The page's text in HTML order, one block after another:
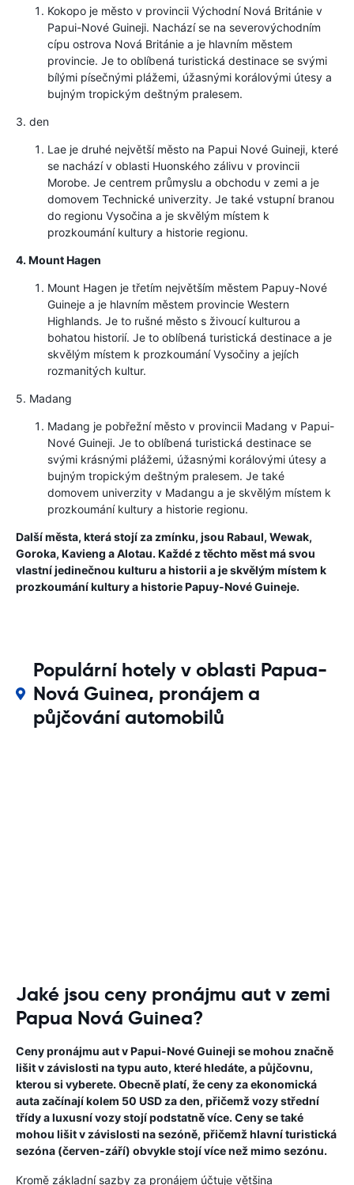
Kokopo je město v provincii Východní Nová Británie v
Papui-Nové Guineji. Nachází se na severovýchodním
cípu ostrova Nová Británie a je hlavním městem
provincie. Je to oblíbená turistická destinace se svými
bílými písečnými plážemi, úžasnými korálovými útesy a
bujným tropickým deštným pralesem.
3. den
Lae je druhé největší město na Papui Nové Guineji, které
se nachází v oblasti Huonského zálivu v provincii
Morobe. Je centrem průmyslu a obchodu v zemi a je
domovem Technické univerzity. Je také vstupní branou
do regionu Vysočina a je skvělým místem k
prozkoumání kultury a historie regionu.
4. Mount Hagen
Mount Hagen je třetím největším městem Papuy-Nové
Guineje a je hlavním městem provincie Western
Highlands. Je to rušné město s živoucí kulturou a
bohatou historií. Je to oblíbená turistická destinace a je
skvělým místem k prozkoumání Vysočiny a jejích
rozmanitých kultur.
5. Madang
Madang je pobřežní město v provincii Madang v Papui-
Nové Guineji. Je to oblíbená turistická destinace se
svými krásnými plážemi, úžasnými korálovými útesy a
bujným tropickým deštným pralesem. Je také
domovem univerzity v Madangu a je skvělým místem k
prozkoumání kultury a historie regionu.
Další města, která stojí za zmínku, jsou Rabaul, Wewak,
Goroka, Kavieng a Alotau. Každé z těchto měst má svou
vlastní jedinečnou kulturu a historii a je skvělým místem k
prozkoumání kultury a historie Papuy-Nové Guineje.
Populární hotely v oblasti Papua-
Nová Guinea, pronájem a
půjčování automobilů
Jaké jsou ceny pronájmu aut v zemi
Papua Nová Guinea?
Ceny pronájmu aut v Papui-Nové Guineji se mohou značně
lišit v závislosti na typu auto, které hledáte, a půjčovnu,
kterou si vyberete. Obecně platí, že ceny za ekonomická
auta začínají kolem 50 USD za den, přičemž vozy střední
třídy a luxusní vozy stojí podstatně více. Ceny se také
mohou lišit v závislosti na sezóně, přičemž hlavní turistická
sezóna (červen-září) obvykle stojí více než mimo sezónu.
Kromě základní sazby za pronájem účtuje většina